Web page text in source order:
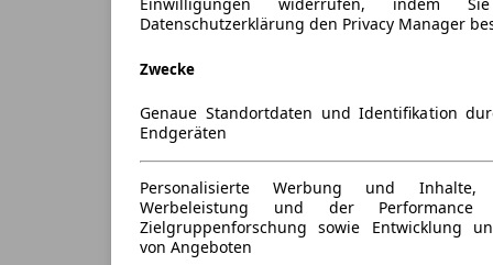
Einwilligungen widerrufen, indem
Datenschutzerklärung den Privacy Manager
Zwecke
Genaue Standortdaten und Identifikation
Endgeräten
Personalisierte Werbung und Inhalte,
Werbeleistung und der
Zielgruppenforschung sowie Entwicklung
von Angeboten